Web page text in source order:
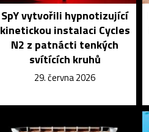
SpY vytvořili hypnotizující
kinetickou instalaci Cycles
N2 z patnácti tenkých
svítících kruhů
29. června 2026